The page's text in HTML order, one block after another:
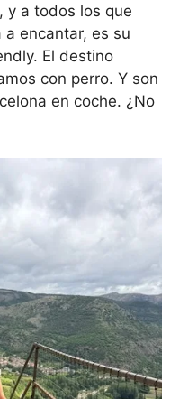
y a todos los que
encantar, es su
El destino
con perro. Y son
en coche. ¿No